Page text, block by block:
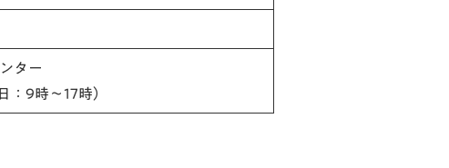
ター
9時～17時）